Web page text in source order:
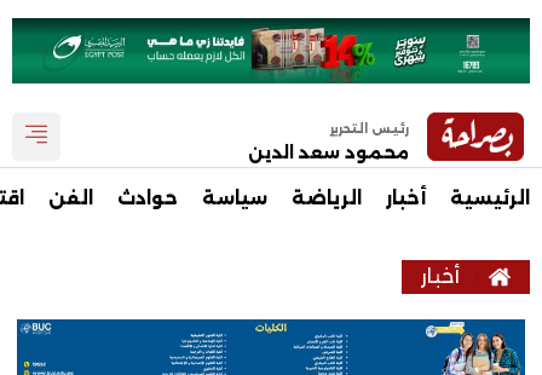
رئيس التحرير
محمود سعد الدين
الرئيسية أخبار الرياضة سياسة حوادث الفن
أخبار